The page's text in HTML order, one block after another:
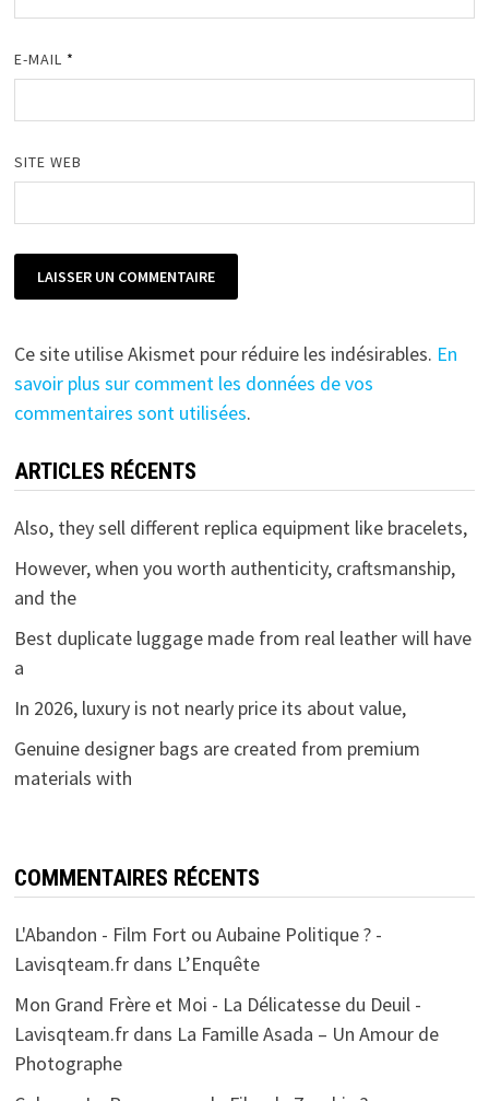
E-MAIL *
SITE WEB
Ce site utilise Akismet pour réduire les indésirables. En
savoir plus sur comment les données de vos
commentaires sont utilisées.
ARTICLES RÉCENTS
Also, they sell different replica equipment like bracelets,
However, when you worth authenticity, craftsmanship,
and the
Best duplicate luggage made from real leather will have
a
In 2026, luxury is not nearly price its about value,
Genuine designer bags are created from premium
materials with
COMMENTAIRES RÉCENTS
L'Abandon - Film Fort ou Aubaine Politique ? -
Lavisqteam.frdans L’Enquête
Mon Grand Frère et Moi - La Délicatesse du Deuil -
Lavisqteam.frdans La Famille Asada – Un Amour de
Photographe